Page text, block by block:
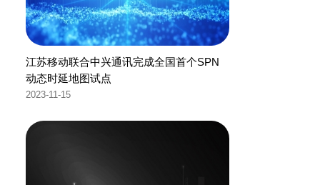
江苏移动联合中兴通讯完成全国首个SPN
动态时延地图试点
2023-11-15